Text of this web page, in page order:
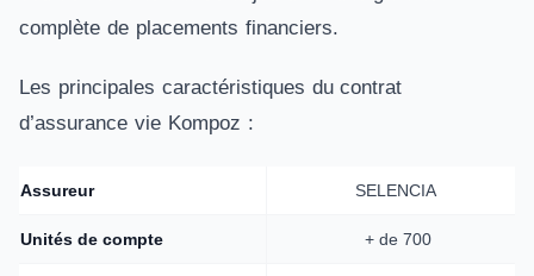
complète de placements financiers.
Les principales caractéristiques du contrat
d’assurance vie Kompoz :
Assureur SELENCIA
Unités de compte + de 700